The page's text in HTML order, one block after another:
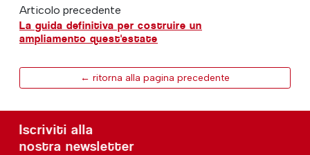
Articolo precedente
La guida definitiva per costruire un
ampliamento quest'estate
← ritorna alla pagina precedente
Iscriviti alla
nostra newsletter